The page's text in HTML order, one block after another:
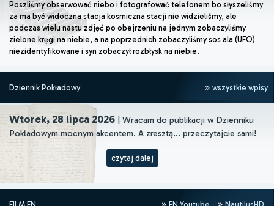
Poszliśmy obserwować niebo i fotografować telefonem bo słyszeliśmy
za ma być widoczna stacja kosmiczna stacji nie widzieliśmy, ale
podczas wielu nastu zdjęć po obejrzeniu na jednym zobaczyliśmy
zielone kręgi na niebie, a na poprzednich zobaczyliśmy sos ala (UFO)
niezidentyfikowane i syn zobaczył rozbłysk na niebie.
Dziennik Pokładowy wszystkie wpisy
Wtorek, 28 lipca 2026 | Wracam do publikacji w Dzienniku
Pokładowym mocnym akcentem. A zresztą... przeczytajcie sami!
czytaj dalej